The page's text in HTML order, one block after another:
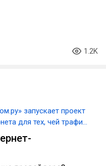
1.2K
запускает проект
для тех, чей трафик